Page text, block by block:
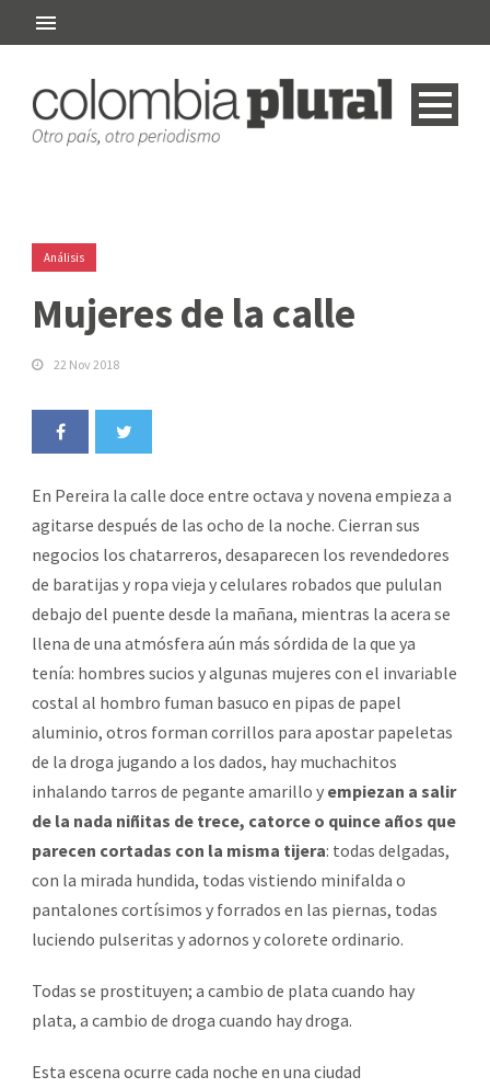
Análisis
Mujeres de la calle
22 Nov 2018
En Pereira la calle doce entre octava y novena empieza a
agitarse después de las ocho de la noche. Cierran sus
negocios los chatarreros, desaparecen los revendedores
de baratijas y ropa vieja y celulares robados que pululan
debajo del puente desde la mañana, mientras la acera se
llena de una atmósfera aún más sórdida de la que ya
tenía: hombres sucios y algunas mujeres con el invariable
costal al hombro fuman basuco en pipas de papel
aluminio, otros forman corrillos para apostar papeletas
de la droga jugando a los dados, hay muchachitos
inhalando tarros de pegante amarillo y empiezan a salir
de la nada niñitas de trece, catorce o quince años que
parecen cortadas con la misma tijera: todas delgadas,
con la mirada hundida, todas vistiendo minifalda o
pantalones cortísimos y forrados en las piernas, todas
luciendo pulseritas y adornos y colorete ordinario.
Todas se prostituyen; a cambio de plata cuando hay
plata, a cambio de droga cuando hay droga.
Esta escena ocurre cada noche en una ciudad